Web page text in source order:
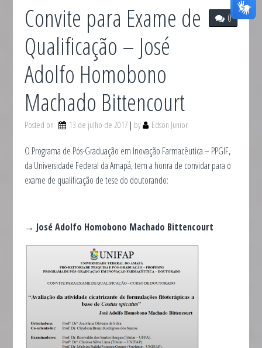
0
Convite para Exame de
Qualificação – José
Adolfo Homobono
Machado Bittencourt
Posted on 13 de julho de 2017 by Edson Junior
O Programa de Pós-Graduação em Inovação Farmacêutica – PPGIF,
da Universidade Federal da Amapá, tem a honra de convidar para o
exame de qualificação de tese do doutorando:
→ José Adolfo Homobono Machado Bittencourt